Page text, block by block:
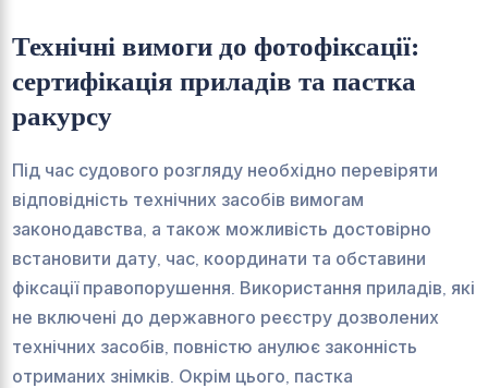
Технічні вимоги до фотофіксації:
сертифікація приладів та пастка
ракурсу
Під час судового розгляду необхідно перевіряти
відповідність технічних засобів вимогам
законодавства, а також можливість достовірно
встановити дату, час, координати та обставини
фіксації правопорушення. Використання приладів, які
не включені до державного реєстру дозволених
технічних засобів, повністю анулює законність
отриманих знімків. Окрім цього, пастка